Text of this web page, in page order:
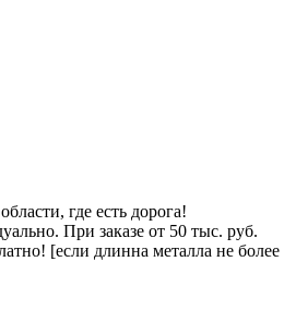
где есть дорога!
При заказе от 50 тыс. руб.
[если длинна металла не более